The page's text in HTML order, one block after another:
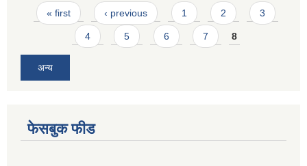
Pages
« first ‹ previous 1 2 3
4 5 6 7 8
अन्य
फेसबुक फीड